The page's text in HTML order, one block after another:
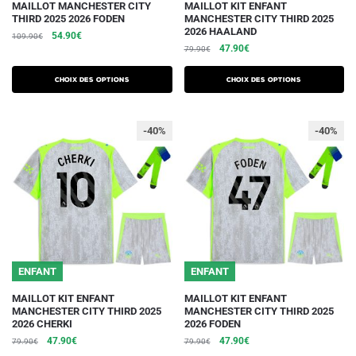
MAILLOT MANCHESTER CITY
THIRD 2025 2026 FODEN
109.90€
Le
initial
était :
109.90€.
54.90€Le
actuel
est :
54.90€.
Choix des options
Ce
produit
a
plusieurs
variations.
peuvent
être
choisies
sur
produit
MAILLOT KIT ENFANT
MANCHESTER CITY THIRD 2025
2026 HAALAND
79.90€
Le
initial
était :
47.90€Le
actuel
est :
Choix des options
Ce
produit
a
plusieurs
variations.
peuvent
être
choisies
sur
produit
ENFANT
-40%
MAILLOT KIT ENFANT
MANCHESTER CITY THIRD 2025
2026 CHERKI
79.90€
Le
47.90€Le
Ce
produit
a
ENFANT
-40%
MAILLOT KIT ENFANT
MANCHESTER CITY THIRD 2025
2026 FODEN
79.90€
Le
47.90€Le
Ce
produit
a